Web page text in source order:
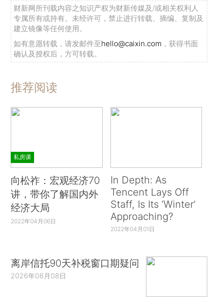
财新网所刊载内容之知识产权为财新传媒及/或相关权利人
专属所有或持有。未经许可，禁止进行转载、摘编、复制及
建立镜像等任何使用。
如有意愿转载，请发邮件至hello@caixin.com ，获得书面
确认及授权后，方可转载。
推荐阅读
私房课
向松祚：宏观经济70
讲，带你了解国内外
经济大局
2022年04月06日
In Depth: As
Tencent Lays Off
Staff, Is Its ‘Winter’
Approaching?
2022年04月01日
离岸信托90天补税窗口期疑问
2026年08月08日